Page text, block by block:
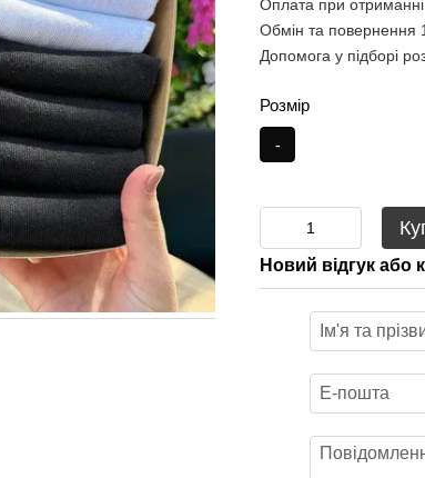
Оплата при отриманні
Обмін та повернення
Допомога у підборі
Розмір
-
Новий відгук або